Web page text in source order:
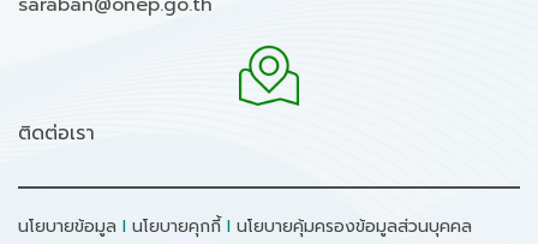
ติดต่อเรา
นโยบายข้อมูล I นโยบายคุกกี้ I นโยบายคุ้มครองข้อมูลส่วนบุคคล